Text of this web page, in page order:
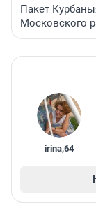
Пакет
Московского
irina,64